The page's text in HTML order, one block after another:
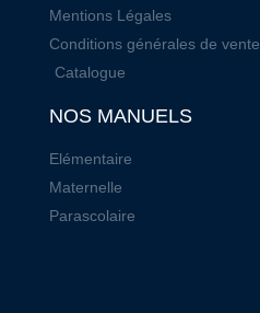
Mentions Légales
Conditions générales de vente
Catalogue
NOS MANUELS
Elémentaire
Maternelle
Parascolaire